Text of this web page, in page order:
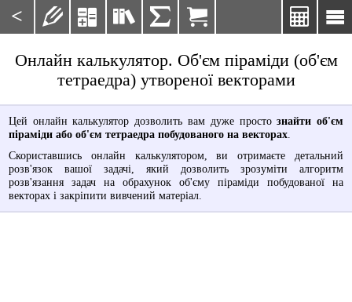
< 

    
Онлайн калькулятор. Об'єм піраміди (об'єм
тетраедра) утвореної векторами
Цей онлайн калькулятор дозволить вам дуже простознайти об'єм
піраміди або об'єм тетраедра побудованого на векторах.
Скориставшись онлайн калькулятором, ви отримаєте детальний
розв'язок вашої задачі, який дозволить зрозуміти алгоритм
розв'язання задач на обрахунок об'єму піраміди побудованої на
векторах і закріпити вивчений матеріал.